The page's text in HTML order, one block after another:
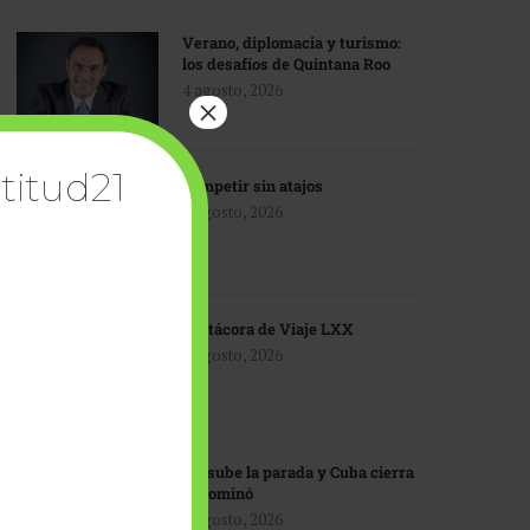
Verano, diplomacia y turismo:
los desafíos de Quintana Roo
4 agosto, 2026
Competir sin atajos
4 agosto, 2026
Bitácora de Viaje LXX
3 agosto, 2026
EU sube la parada y Cuba cierra
el dominó
3 agosto, 2026
×